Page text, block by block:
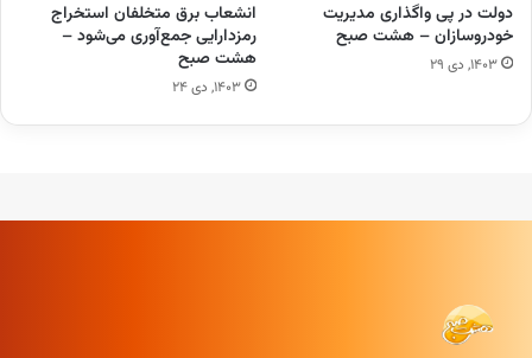
دولت در پی واگذاری مدیریت
خودروسازان – هشت صبح
۱۴۰۳, دی ۲۹
انشعاب برق متخلفان استخراج
رمزدارایی جمع‌آوری می‌شود –
هشت صبح
۱۴۰۳, دی ۲۴